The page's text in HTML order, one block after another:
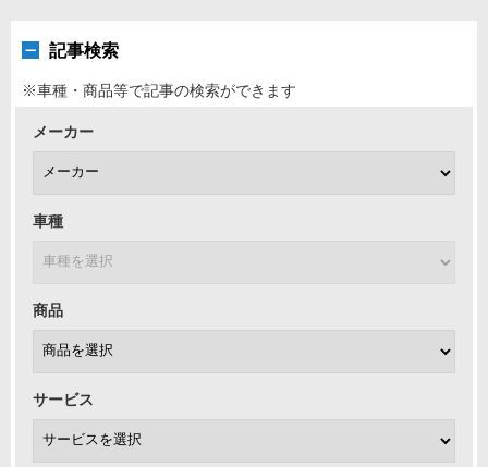
記事検索
※車種・商品等で記事の検索ができます
メーカー
車種
商品
サービス